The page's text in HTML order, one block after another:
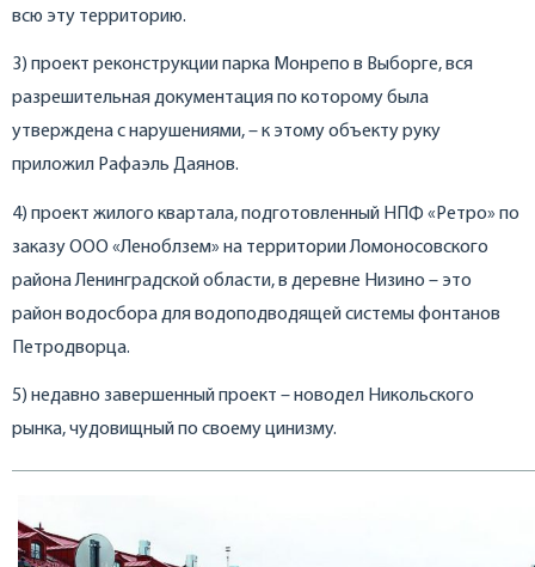
всю эту территорию.
3) проект реконструкции парка Монрепо в Выборге, вся
разрешительная документация по которому была
утверждена с нарушениями, – к этому объекту руку
приложил Рафаэль Даянов.
4) проект жилого квартала, подготовленный НПФ «Ретро» по
заказу ООО «Леноблзем» на территории Ломоносовского
района Ленинградской области, в деревне Низино – это
район водосбора для водоподводящей системы фонтанов
Петродворца.
5) недавно завершенный проект – новодел Никольского
рынка, чудовищный по своему цинизму.